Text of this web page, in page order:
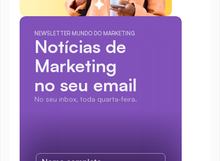
NEWSLETTER MUNDO DO MARKETING
Notícias de
Marketing
no seu email
No seu inbox, toda quarta-feira.